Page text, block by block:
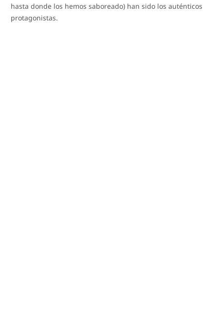
hasta donde los hemos saboreado) han sido los auténticos
protagonistas.